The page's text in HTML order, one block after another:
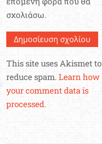
σχολιάσω.
This site uses Akismet to
reduce spam.Learn how
your comment data is
processed.